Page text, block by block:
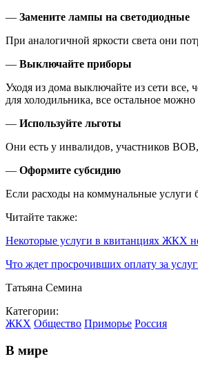
— Замените лампы на светодиодные
При аналогичной яркости света они
— Выключайте приборы
Уходя из дома выключайте из сети все,
для холодильника, все остальное
— Используйте льготы
Они есть у инвалидов, участников
— Оформите субсидию
Если расходы на коммунальные
Читайте также:
Некоторые услуги в квитанциях ЖКХ
Что ждет просрочивших оплату за
Татьяна Семина
Категории:
ЖКХ Общество Приморье Россия
В мире